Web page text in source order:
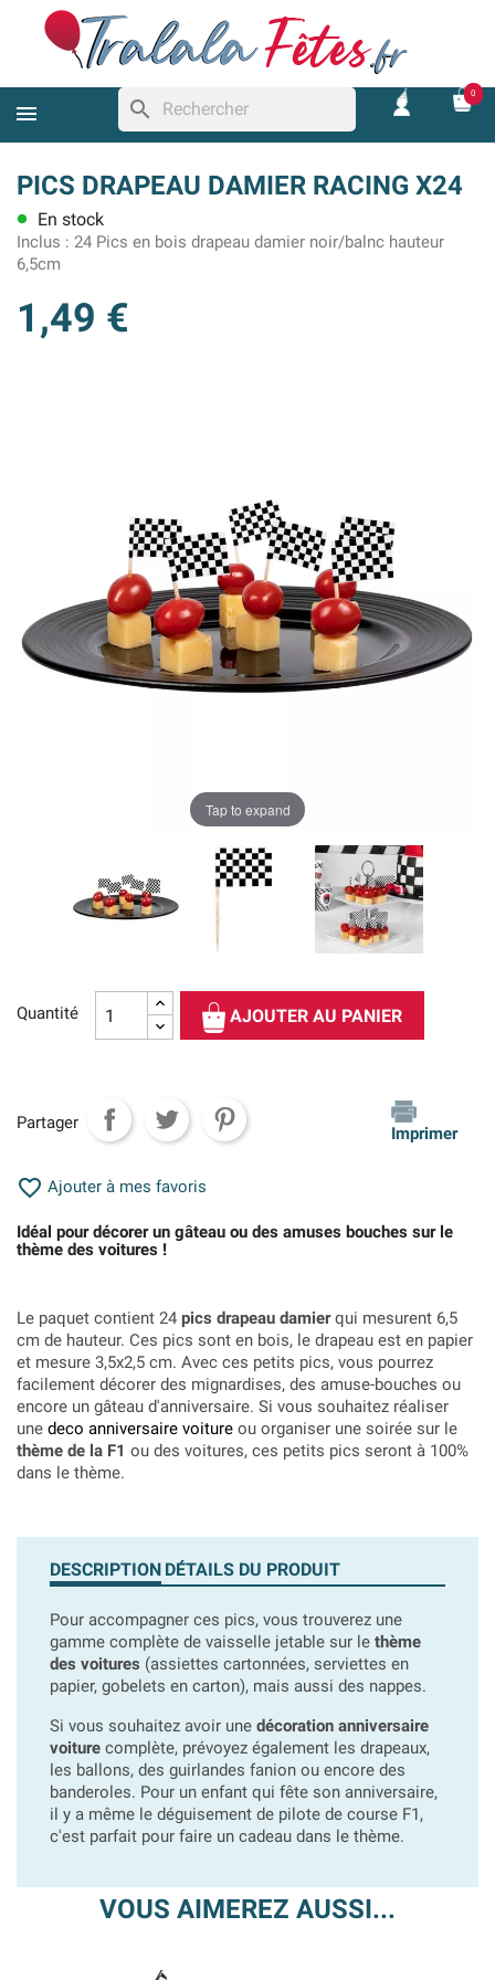
search
0
PICS DRAPEAU DAMIER RACING X24
lens En stock
Inclus : 24 Pics en bois drapeau damier noir/balnc hauteur
6,5cm
1,49 €
Tap to expand
Quantité AJOUTER AU PANIER
Partager
Imprimer
 Ajouter à mes favoris
Idéal pour décorer un gâteau ou des amuses bouches sur le
thème des voitures !
Le paquet contient 24 pics drapeau damierqui mesurent 6,5
cm de hauteur. Ces pics sont en bois, le drapeau est en papier
et mesure 3,5x2,5 cm. Avec ces petits pics, vous pourrez
facilement décorer des mignardises, des amuse-bouches ou
encore un gâteau d'anniversaire. Si vous souhaitez réaliser
une deco anniversaire voiture ou organiser une soirée sur le
thème de la F1 ou des voitures, ces petits pics seront à 100%
dans le thème.
DESCRIPTION DÉTAILS DU PRODUIT
Pour accompagner ces pics, vous trouverez une
gamme complète de vaisselle jetable sur le thème
des voitures (assiettes cartonnées, serviettes en
papier, gobelets en carton), mais aussi des nappes.
Si vous souhaitez avoir une décoration anniversaire
voiture complète, prévoyez également les drapeaux,
les ballons, des guirlandes fanion ou encore des
banderoles. Pour un enfant qui fête son anniversaire,
il y a même le déguisement de pilote de course F1,
c'est parfait pour faire un cadeau dans le thème.
VOUS AIMEREZ AUSSI...